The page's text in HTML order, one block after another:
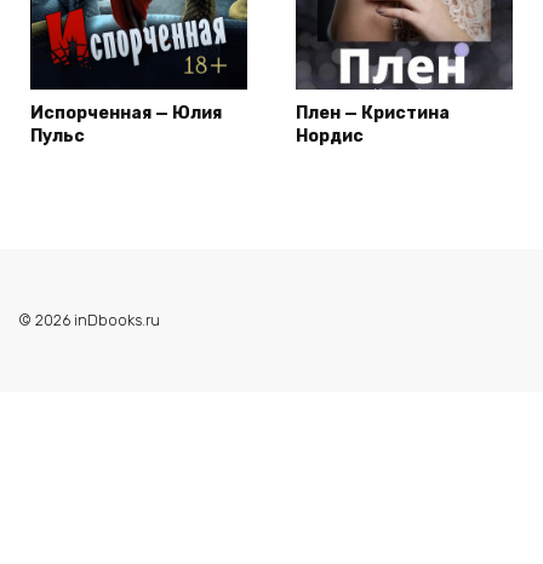
Испорченная — Юлия
Пульс
Плен — Кристина
Нордис
© 2026 inDbooks.ru